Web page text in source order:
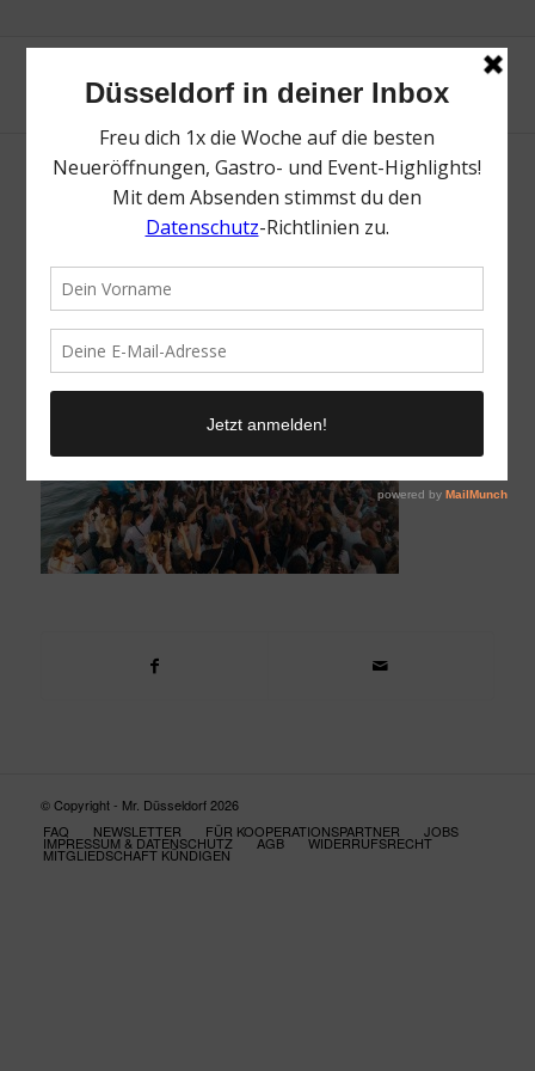
Weindampfer | Mr. Düsseldorf |
© Copyright - Mr. Düsseldorf 2026
FAQ
NEWSLETTER FÜR KOOPERATIONSPARTNER JOBS
IMPRESSUM & DATENSCHUTZ AGB WIDERRUFSRECHT
MITGLIEDSCHAFT KÜNDIGEN